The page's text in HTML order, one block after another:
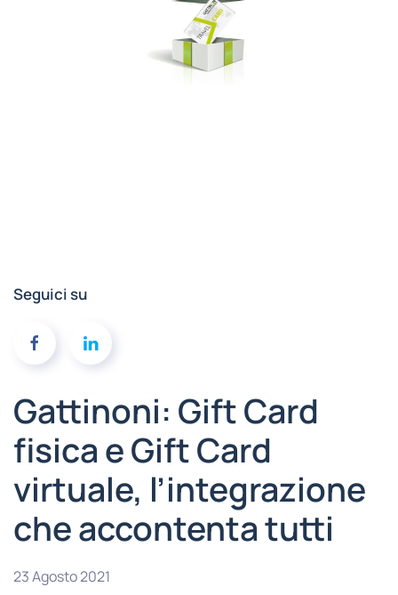
Seguici su
Gattinoni: Gift Card
fisica e Gift Card
virtuale, l’integrazione
che accontenta tutti
23 Agosto 2021